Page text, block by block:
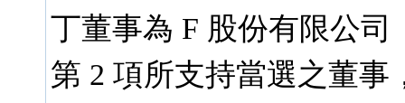
丁董事為 F 股份有限公司
第 2 項所支持當選之董